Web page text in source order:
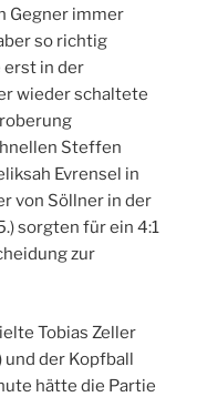
Gegner immer
so richtig
in der
wieder schaltete
Steffen
Evrensel in
von Söllner in der
sorgten für ein 4:1
zur
Tobias Zeller
und der Kopfball
hätte die Partie